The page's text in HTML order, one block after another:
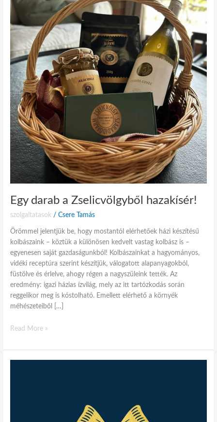
Egy darab a Zselicvölgyből hazakísér!
szolgaltatasok /Csere Tamás
Örömmel jelentjük be, hogy mostantól elérhetőek házi készítésű
kolbászaink – köztük a különösen kedvelt vastag kolbász is –
egyenesen saját gazdaságunkból! Kolbászainkat a hagyományos,
vidéki receptúra szerint készítjük, válogatott alapanyagokból,
füstölve és érlelve, ahogy régen a nagyszüleink tették. Az
eredmény: igazi házias ízvilág, mely az itt tartózkodás során
reggelikor meg is kóstolható. Emellett elérhető a környék
méhészeteiből […]
Read More »